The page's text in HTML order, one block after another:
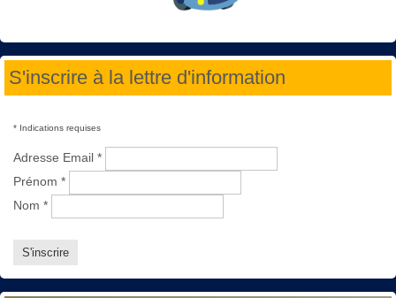
S'inscrire à la lettre d'information
* Indications requises
Adresse Email *
Prénom *
Nom *